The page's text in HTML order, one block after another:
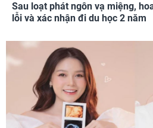
Sau loạt phát ngôn vạ miệng,
lỗi và xác nhận đi du học 2 năm